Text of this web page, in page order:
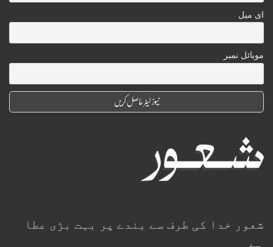
ای میل
موبائل نمبر
شعور خدا کی طرف سے بندے پر بہت بڑی عطا
ہے